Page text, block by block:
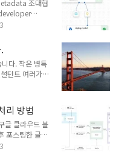
조대협
예제를
mlmd-
하면, step by
우드의 AI 플랫
. 이 예제에서는
하는 파이프라
다. 작은 병특
턴트 여러가지
니던 대기업
적으로 얻은
글에서 엔지니
족들과 미국에
로 공부하는 모
이부터 대학
리 방법
글 클라우드 블
포스팅한 글입
고해 주새요